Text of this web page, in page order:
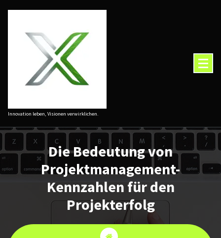
Innovation leben, Visionen verwirklichen.
Die Bedeutung von
Projektmanagement-
Kennzahlen für den
Projekterfolg